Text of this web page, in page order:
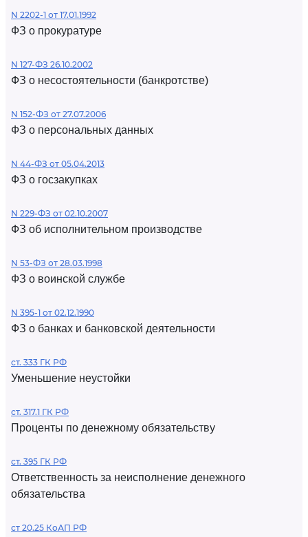
N 2202-1 от 17.01.1992
ФЗ о прокуратуре
N 127-ФЗ 26.10.2002
ФЗ о несостоятельности (банкротстве)
N 152-ФЗ от 27.07.2006
ФЗ о персональных данных
N 44-ФЗ от 05.04.2013
ФЗ о госзакупках
N 229-ФЗ от 02.10.2007
ФЗ об исполнительном производстве
N 53-ФЗ от 28.03.1998
ФЗ о воинской службе
N 395-1 от 02.12.1990
ФЗ о банках и банковской деятельности
ст. 333 ГК РФ
Уменьшение неустойки
ст. 317.1 ГК РФ
Проценты по денежному обязательству
ст. 395 ГК РФ
Ответственность за неисполнение денежного
обязательства
ст 20.25 КоАП РФ